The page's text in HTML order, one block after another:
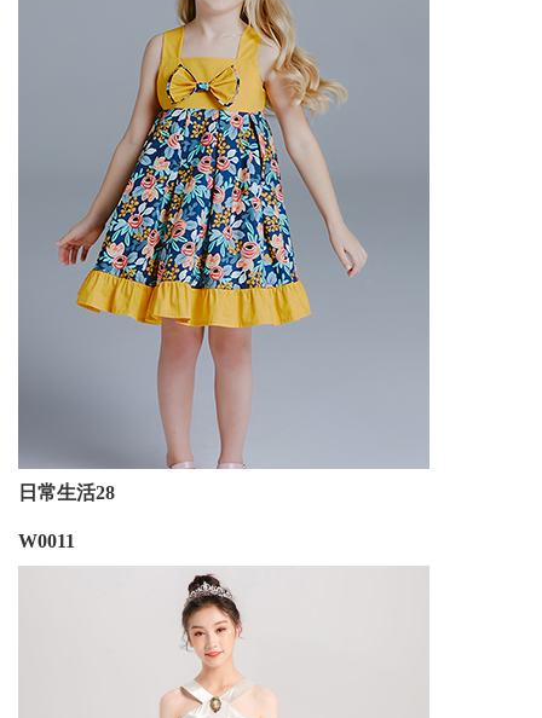
日常生活28
W0011